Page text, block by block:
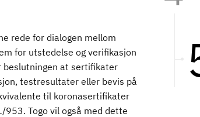
rede for dialogen mellom
for utstedelse og verifikasjon
beslutningen at sertifikater
testresultater eller bevis på
til koronasertifikater
Togo vil også med dette